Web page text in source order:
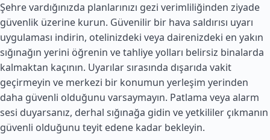
Şehre vardığınızda planlarınızı gezi verimliliğinden ziyade
güvenlik üzerine kurun. Güvenilir bir hava saldırısı uyarı
uygulaması indirin, otelinizdeki veya dairenizdeki en yakın
sığınağın yerini öğrenin ve tahliye yolları belirsiz binalarda
kalmaktan kaçının. Uyarılar sırasında dışarıda vakit
geçirmeyin ve merkezi bir konumun yerleşim yerinden
daha güvenli olduğunu varsaymayın. Patlama veya alarm
sesi duyarsanız, derhal sığınağa gidin ve yetkililer çıkmanın
güvenli olduğunu teyit edene kadar bekleyin.